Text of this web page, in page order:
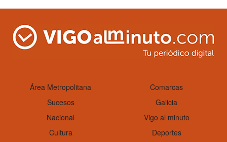
Área Metropolitana
Comarcas
Sucesos
Galicia
Nacional
Vigo al minuto
Cultura
Deportes